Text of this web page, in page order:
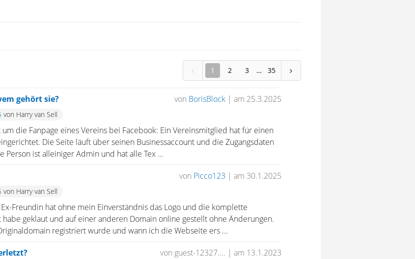
1 2 3 35
gehört sie? von BorisBlock | am 25.3.2025
von Harry van Sell
die Fanpage eines Vereins bei Facebook: Ein Vereinsmitglied hat für einen
Die Seite läuft über seinen Businessaccount und die Zugangsdaten
Person ist alleiniger Admin und hat alle Tex ...
von Picco123 | am 30.1.2025
von Harry van Sell
Freundin hat ohne mein Einverständnis das Logo und die komplette
geklaut und auf einer anderen Domain online gestellt ohne Änderungen.
registriert wurde und wann ich die Webseite ers ...
von guest-12327.... | am 13.1.2023